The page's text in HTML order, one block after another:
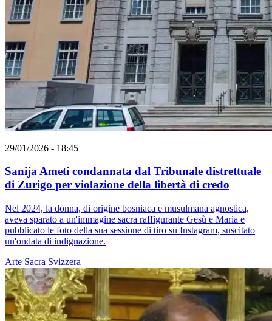
29/01/2026 - 18:45
Sanija Ameti condannata dal Tribunale distrettuale
di Zurigo per violazione della libertà di credo
Nel 2024, la donna, di origine bosniaca e musulmana agnostica,
aveva sparato a un'immagine sacra raffigurante Gesù e Maria e
pubblicato le foto della sua sessione di tiro su Instagram, suscitato
un'ondata di indignazione.
Arte Sacra Svizzera